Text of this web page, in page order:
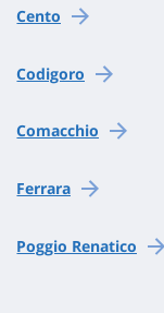
Cento
Codigoro
Comacchio
Ferrara
Poggio Renatico